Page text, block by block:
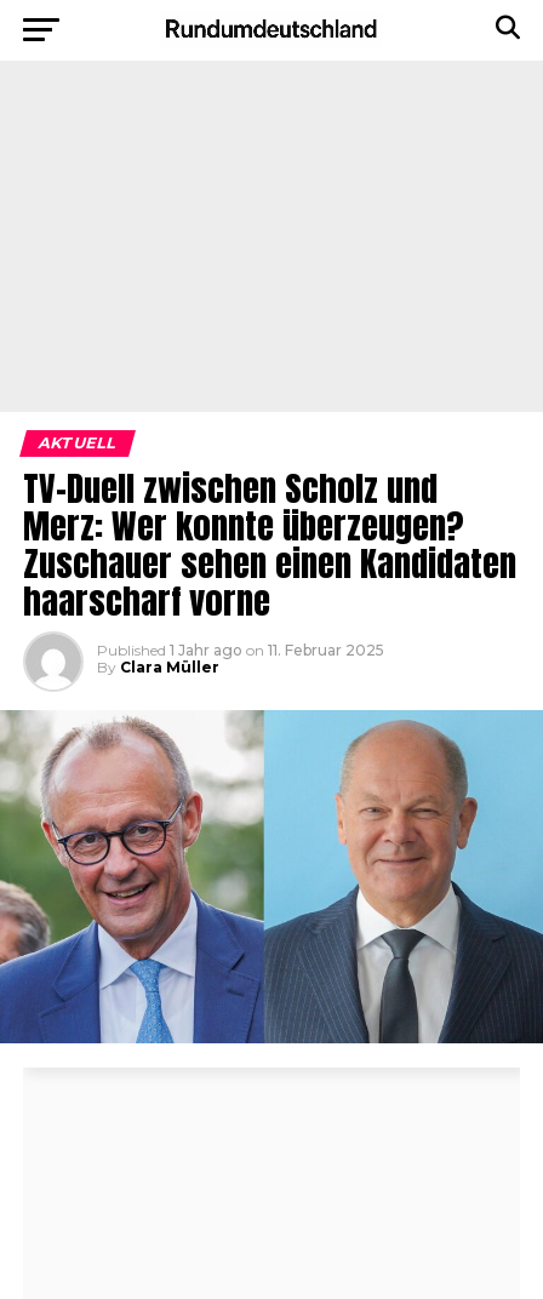
AKTUELL
TV-Duell zwischen Scholz und
Merz: Wer konnte überzeugen?
Zuschauer sehen einen Kandidaten
haarscharf vorne
Published 1 Jahr ago on 11. Februar 2025
By Clara Müller